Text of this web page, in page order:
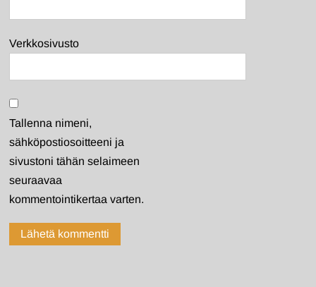
Verkkosivusto
Tallenna nimeni,
sähköpostiosoitteeni ja
sivustoni tähän selaimeen
seuraavaa
kommentointikertaa varten.